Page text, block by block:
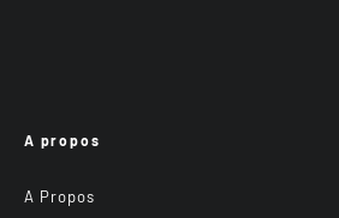
A propos
A Propos